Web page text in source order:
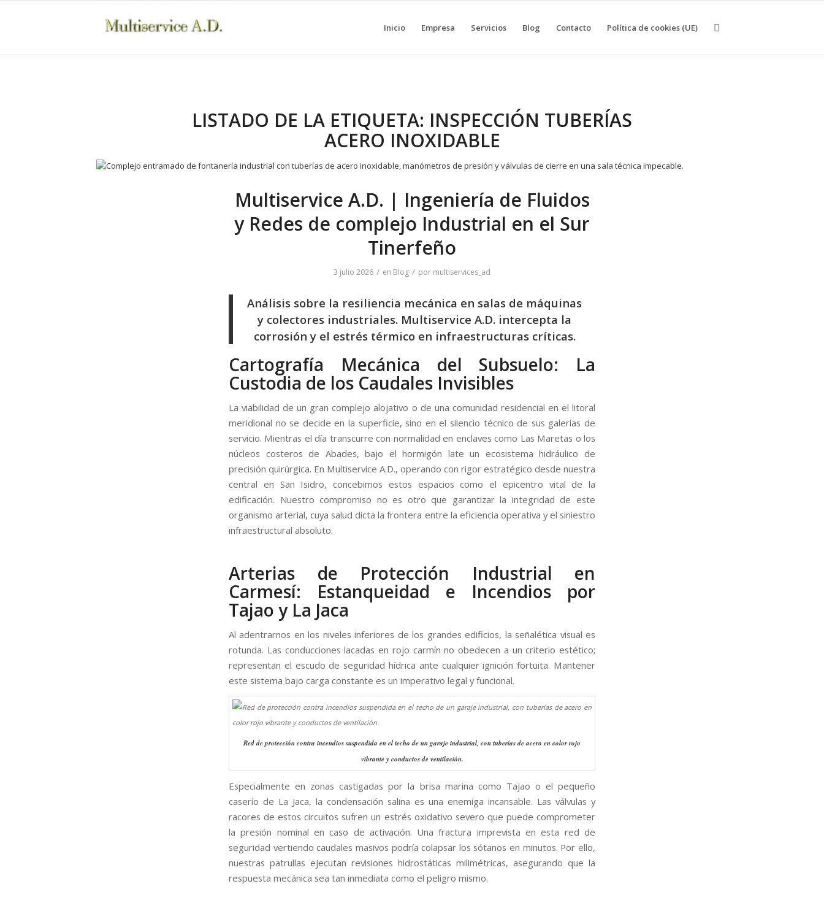
Inicio Empresa Servicios Blog Contacto Política de cookies (UE)
LISTADO DE LA ETIQUETA: INSPECCIÓN TUBERÍAS
ACERO INOXIDABLE
Multiservice A.D. | Ingeniería de Fluidos
y Redes de complejo Industrial en el Sur
Tinerfeño
3 julio 2026 / en Blog / por multiservices_ad
Análisis sobre la resiliencia mecánica en salas de máquinas
y colectores industriales. Multiservice A.D. intercepta la
corrosión y el estrés térmico en infraestructuras críticas.
Cartografía Mecánica del Subsuelo: La
Custodia de los Caudales Invisibles
La viabilidad de un gran complejo alojativo o de una comunidad residencial en el litoral
meridional no se decide en la superficie, sino en el silencio técnico de sus galerías de
servicio. Mientras el día transcurre con normalidad en enclaves como Las Maretas o los
núcleos costeros de Abades, bajo el hormigón late un ecosistema hidráulico de
precisión quirúrgica. En Multiservice A.D., operando con rigor estratégico desde nuestra
central en San Isidro, concebimos estos espacios como el epicentro vital de la
edificación. Nuestro compromiso no es otro que garantizar la integridad de este
organismo arterial, cuya salud dicta la frontera entre la eficiencia operativa y el siniestro
infraestructural absoluto.
Arterias de Protección Industrial en
Carmesí: Estanqueidad e Incendios por
Tajao y La Jaca
Al adentrarnos en los niveles inferiores de los grandes edificios, la señalética visual es
rotunda. Las conducciones lacadas en rojo carmín no obedecen a un criterio estético;
representan el escudo de seguridad hídrica ante cualquier ignición fortuita. Mantener
este sistema bajo carga constante es un imperativo legal y funcional.
Red de protección contra incendios suspendida en el techo de un garaje industrial, con tuberías de acero en color rojo
vibrante y conductos de ventilación.
Especialmente en zonas castigadas por la brisa marina como Tajao o el pequeño
caserío de La Jaca, la condensación salina es una enemiga incansable. Las válvulas y
racores de estos circuitos sufren un estrés oxidativo severo que puede comprometer
la presión nominal en caso de activación. Una fractura imprevista en esta red de
seguridad vertiendo caudales masivos podría colapsar los sótanos en minutos. Por ello,
nuestras patrullas ejecutan revisiones hidrostáticas milimétricas, asegurando que la
respuesta mecánica sea tan inmediata como el peligro mismo.